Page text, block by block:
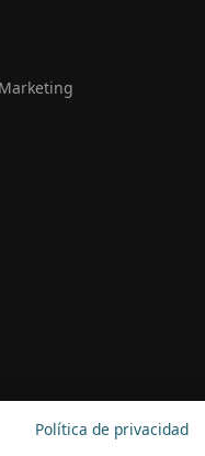
Política de privacidad